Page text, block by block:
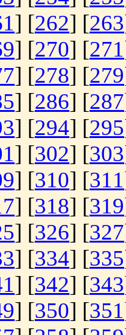
] [262] [263
] [270] [271
] [278] [279
] [286] [287
] [294] [295
] [302] [303
] [310] [311
] [318] [319
] [326] [327
] [334] [335
] [342] [343
] [350] [351